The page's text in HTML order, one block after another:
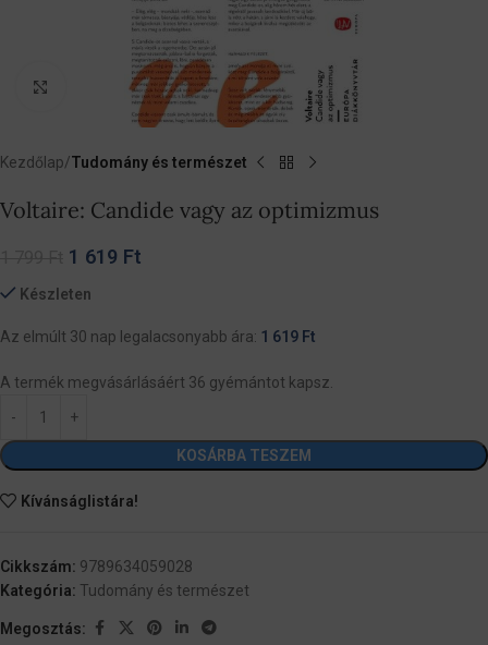
Kezdőlap Tudomány és természet
Voltaire: Candide vagy az optimizmus
1 619 Ft
Készleten
Az elmúlt 30 nap legalacsonyabb ára: 1 619 Ft
A termék megvásárlásáért 36 gyémántot kapsz.
KOSÁRBA TESZEM
Kívánságlistára!
Cikkszám: 9789634059028
Kategória: Tudomány és természet
Megosztás: